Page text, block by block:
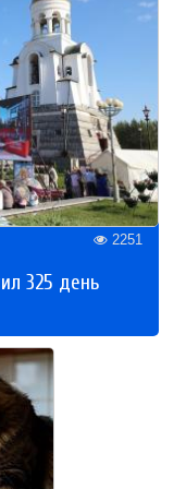
2251
325 день